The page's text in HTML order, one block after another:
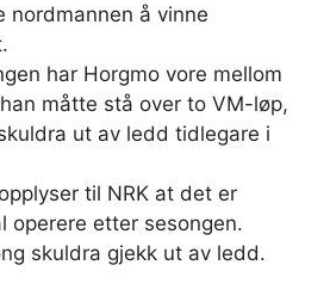
nordmannen å vinne
har Horgmo vore mellom
måtte stå over to VM-løp,
ut av ledd tidlegare i
til NRK at det er
operere etter sesongen.
skuldra gjekk ut av ledd.